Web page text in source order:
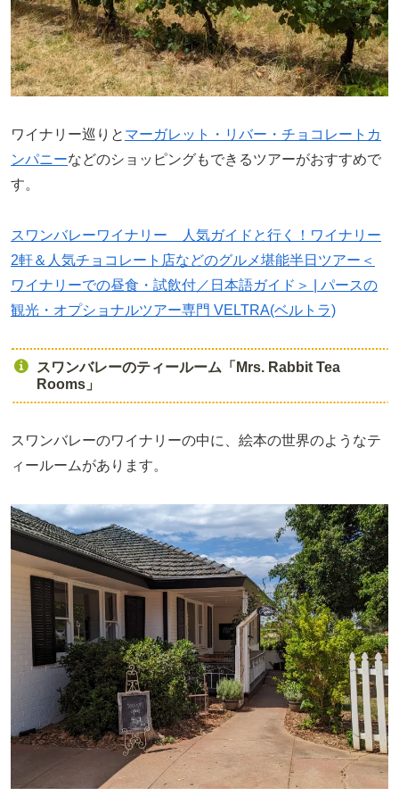
ワイナリー巡りと マーガレット・リバー・チョコレートカ
ンパニーなどのショッピングもできるツアーがおすすめで
す。
スワンバレーワイナリー 人気ガイドと行く！ワイナリー
2軒＆人気チョコレート店などのグルメ堪能半日ツアー＜
ワイナリーでの昼食・試飲付／日本語ガイド＞ | パースの
観光・オプショナルツアー専門 VELTRA(ベルトラ)
スワンバレーのティールーム「Mrs. Rabbit Tea
Rooms」
スワンバレーのワイナリーの中に、絵本の世界のようなテ
ィールームがあります。